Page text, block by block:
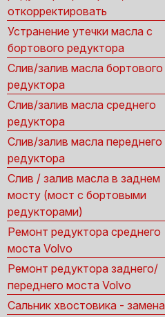
откорректировать
Устранение утечки масла с
бортового редуктора
Слив/залив масла бортового
редуктора
Слив/залив масла среднего
редуктора
Слив/залив масла переднего
редуктора
Слив / залив масла в заднем
мосту (мост с бортовыми
редукторами)
Ремонт редуктора среднего
моста Volvo
Ремонт редуктора заднего/
переднего моста Volvo
Сальник хвостовика - замена